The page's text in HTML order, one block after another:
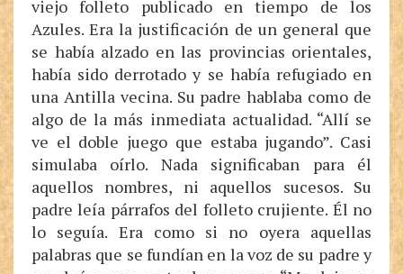
viejo folleto publicado en tiempo de los
Azules. Era la justificación de un general que
se había alzado en las provincias orientales,
había sido derrotado y se había refugiado en
una Antilla vecina. Su padre hablaba como de
algo de la más inmediata actualidad. “Allí se
ve el doble juego que estaba jugando”. Casi
simulaba oírlo. Nada significaban para él
aquellos nombres, ni aquellos sucesos. Su
padre leía párrafos del folleto crujiente. Él no
lo seguía. Era como si no oyera aquellas
palabras que se fundían en la voz de su padre y